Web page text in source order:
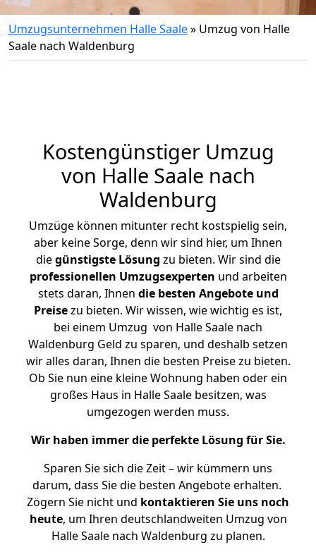
Umzugsunternehmen Halle Saale» Umzug von Halle
Saale nach Waldenburg
Kostengünstiger Umzug
von Halle Saale nach
Waldenburg
Umzüge können mitunter recht kostspielig sein,
aber keine Sorge, denn wir sind hier, um Ihnen
diegünstigste Lösung zu bieten. Wir sind die
professionellen Umzugsexperten und arbeiten
stets daran, Ihnen die besten Angebote und
Preisezu bieten. Wir wissen, wie wichtig es ist,
bei einem Umzug von Halle Saale nach
Waldenburg Geld zu sparen, und deshalb setzen
wir alles daran, Ihnen die besten Preise zu bieten.
Ob Sie nun eine kleine Wohnung haben oder ein
großes Haus in Halle Saale besitzen, was
umgezogen werden muss.
Wir haben immer die perfekte Lösung für Sie.
Sparen Sie sich die Zeit – wir kümmern uns
darum, dass Sie die besten Angebote erhalten.
Zögern Sie nicht und kontaktieren Sie uns noch
heute, um Ihren deutschlandweiten Umzug von
Halle Saale nach Waldenburg zu planen.